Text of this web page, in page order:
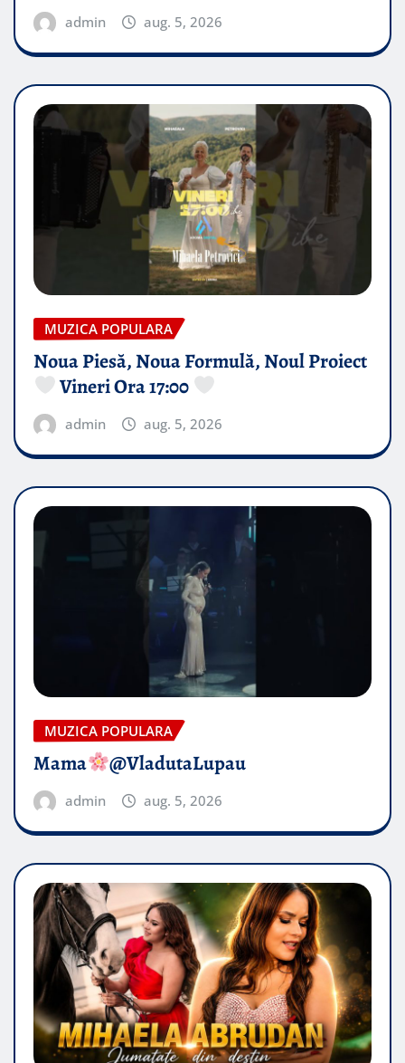
admin aug. 5, 2026
MUZICA POPULARA
Noua Piesă, Noua Formulă, Noul Proiect
Vineri Ora 17:00
admin aug. 5, 2026
MUZICA POPULARA
Mama @VladutaLupau
admin aug. 5, 2026